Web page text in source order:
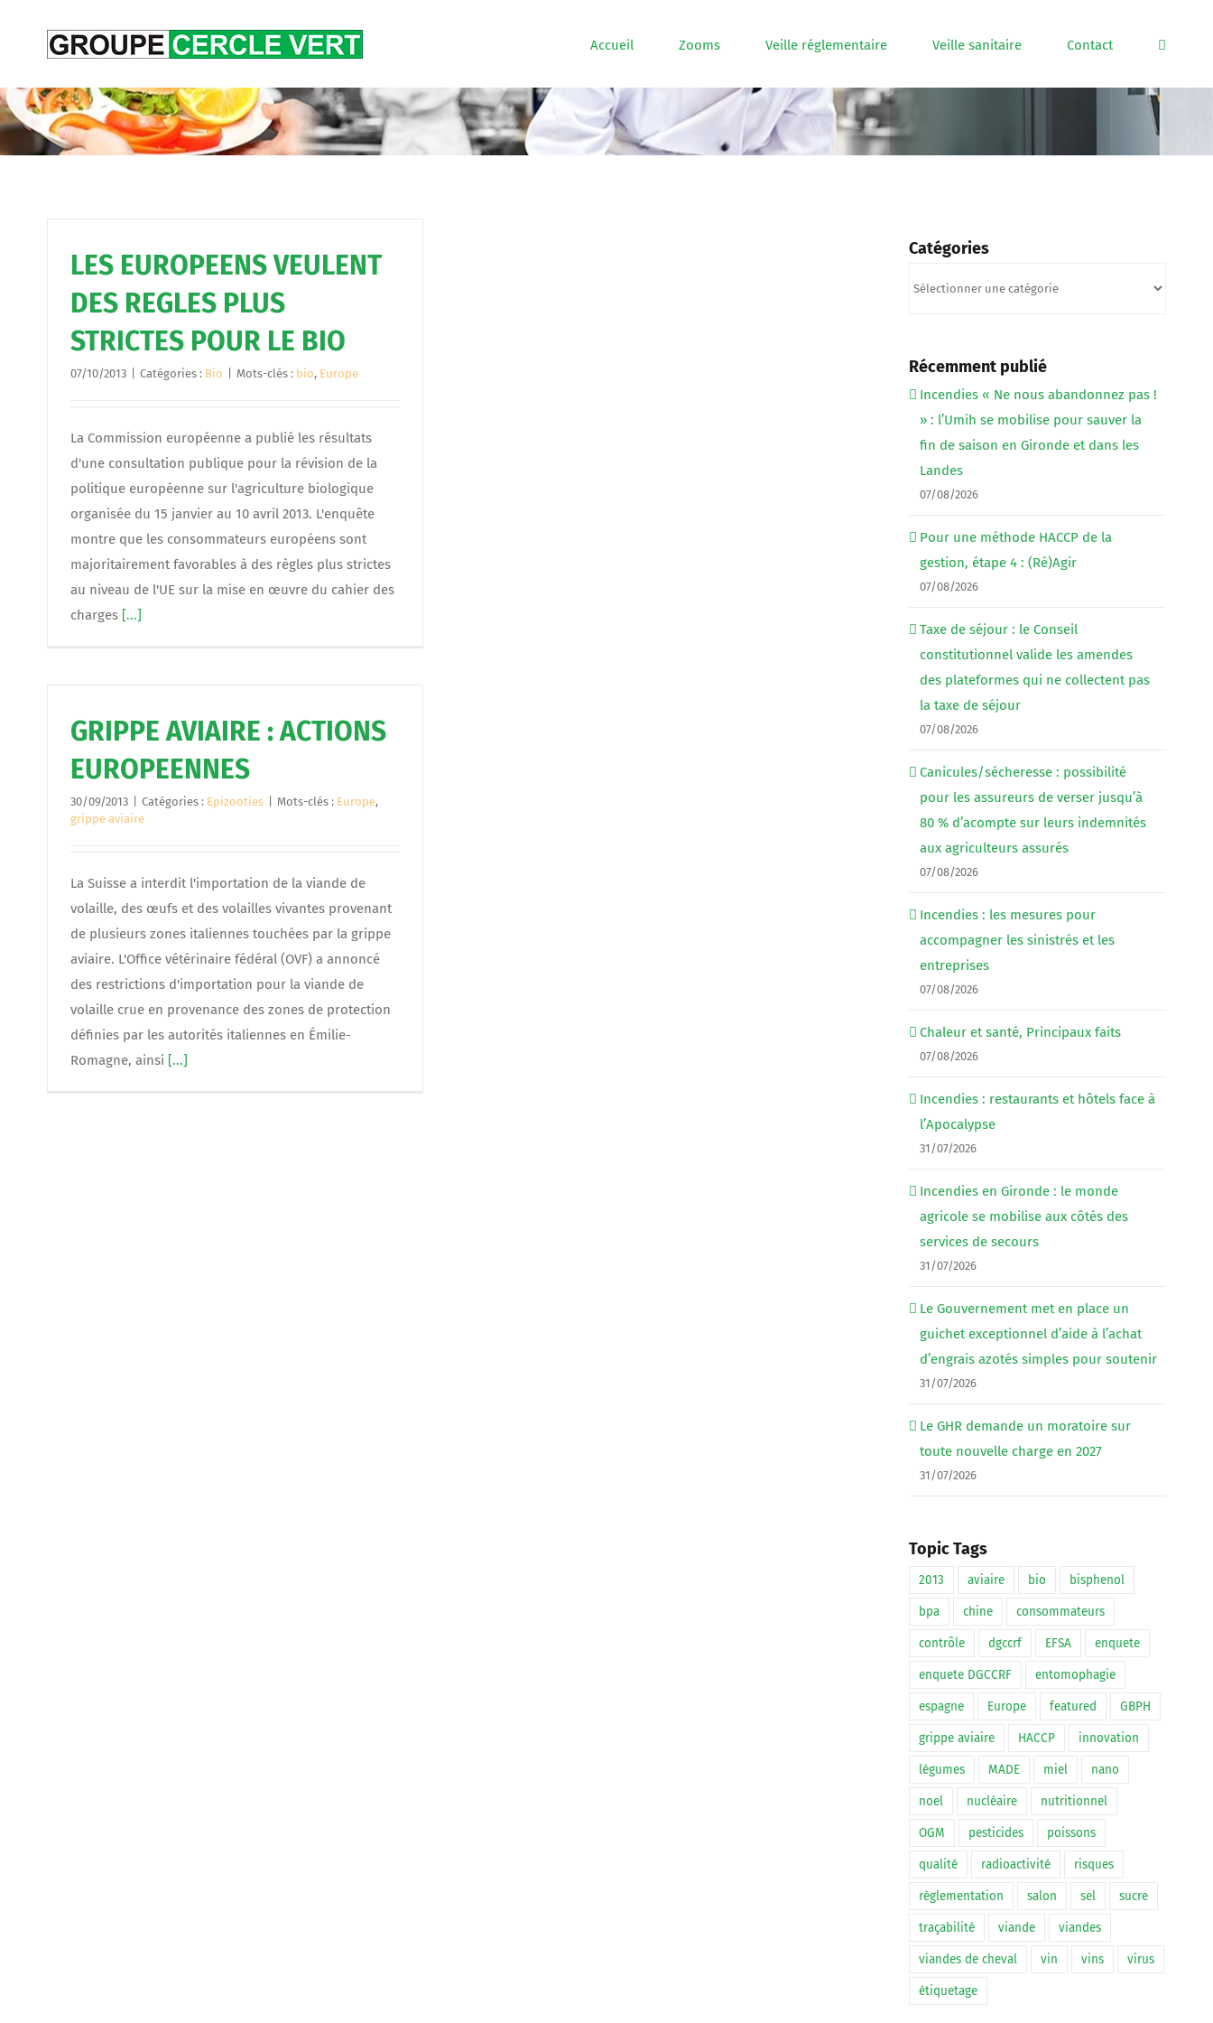
contenu
Accueil Zooms Veille réglementaire Veille sanitaire Contact
LES EUROPEENS VEULENT
DES REGLES PLUS
STRICTES POUR LE BIO
07/10/2013 Catégories : Bio Mots-clés : bio, Europe
La Commission européenne a publié les résultats
d'une consultation publique pour la révision de la
politique européenne sur l'agriculture biologique
organisée du 15 janvier au 10 avril 2013. L'enquête
montre que les consommateurs européens sont
majoritairement favorables à des règles plus strictes
au niveau de l'UE sur la mise en œuvre du cahier des
charges [...]
GRIPPE AVIAIRE : ACTIONS
EUROPEENNES
30/09/2013 Catégories : Epizooties Mots-clés : Europe,
grippe aviaire
La Suisse a interdit l'importation de la viande de
volaille, des œufs et des volailles vivantes provenant
de plusieurs zones italiennes touchées par la grippe
aviaire. L'Office vétérinaire fédéral (OVF) a annoncé
des restrictions d'importation pour la viande de
volaille crue en provenance des zones de protection
définies par les autorités italiennes en Émilie-
Romagne, ainsi [...]
Catégories
Récemment publié
Incendies « Ne nous abandonnez pas !
» : l’Umih se mobilise pour sauver la
fin de saison en Gironde et dans les
Landes
07/08/2026
Pour une méthode HACCP de la
gestion, étape 4 : (Ré)Agir
07/08/2026
Taxe de séjour : le Conseil
constitutionnel valide les amendes
des plateformes qui ne collectent pas
la taxe de séjour
07/08/2026
Canicules/sécheresse : possibilité
pour les assureurs de verser jusqu’à
80 % d’acompte sur leurs indemnités
aux agriculteurs assurés
07/08/2026
Incendies : les mesures pour
accompagner les sinistrés et les
entreprises
07/08/2026
Chaleur et santé, Principaux faits
07/08/2026
Incendies : restaurants et hôtels face à
l’Apocalypse
31/07/2026
Incendies en Gironde : le monde
agricole se mobilise aux côtés des
services de secours
31/07/2026
Le Gouvernement met en place un
guichet exceptionnel d’aide à l’achat
d’engrais azotés simples pour soutenir
31/07/2026
Le GHR demande un moratoire sur
toute nouvelle charge en 2027
31/07/2026
Topic Tags
2013 aviaire bio bisphenol
bpa chine consommateurs
contrôle dgccrf EFSA enquete
enquete DGCCRF entomophagie
espagne Europe featured GBPH
grippe aviaire HACCP innovation
légumes MADE miel nano
noel nucléaire nutritionnel
OGM pesticides poissons
qualité radioactivité risques
règlementation salon sel sucre
traçabilité viande viandes
viandes de cheval vin vins virus
étiquetage